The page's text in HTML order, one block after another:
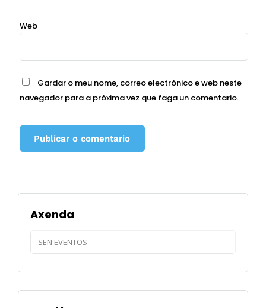
Web
Gardar o meu nome, correo electrónico e web neste
navegador para a próxima vez que faga un comentario.
Axenda
SEN EVENTOS